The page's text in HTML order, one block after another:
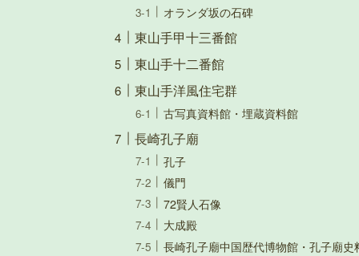
オランダ坂の石碑
東山手甲十三番館
東山手十二番館
東山手洋風住宅群
古写真資料館・埋蔵資料館
長崎孔子廟
孔子
儀門
72賢人石像
大成殿
長崎孔子廟中国歴代博物館・孔子廟史